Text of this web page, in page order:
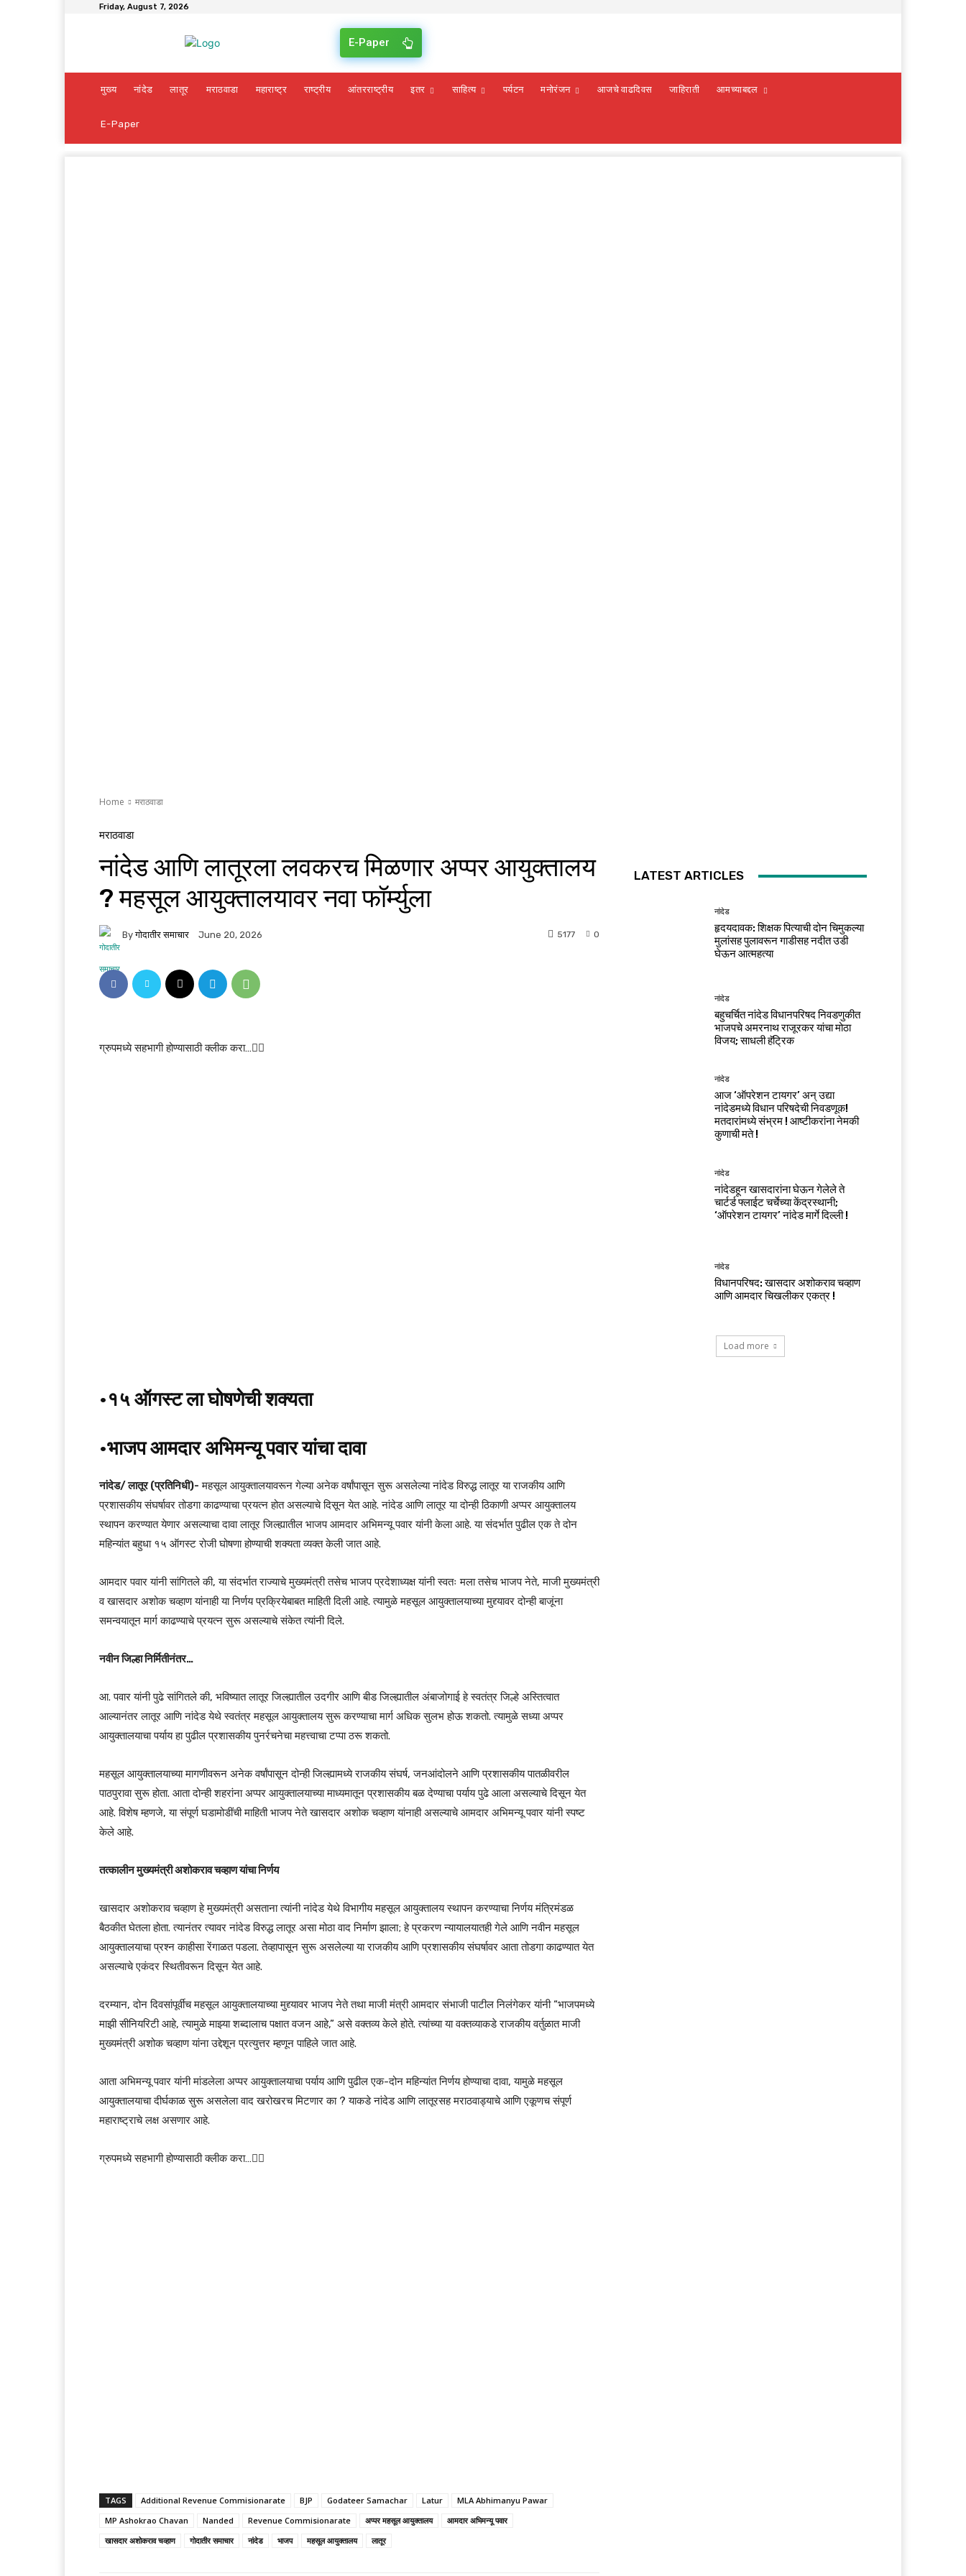
Friday, August 7, 2026
E-Paper
मुख्य नांदेड लातूर मराठवाडा महाराष्ट्र राष्ट्रीय आंतरराष्ट्रीय इतर साहित्य पर्यटन मनोरंजन आजचे वाढदिवस जाहिराती आमच्याबद्दल
E-Paper
Home मराठवाडा
मराठवाडा
नांदेड आणि लातूरला लवकरच मिळणार अप्पर आयुक्तालय
? महसूल आयुक्तालयावर नवा फॉर्म्युला
By गोदातीर समाचार June 20, 2026 0
5177
ग्रुपमध्ये सहभागी होण्यासाठी क्लीक करा…👆🏻
•१५ ऑगस्ट ला घोषणेची शक्यता
•भाजप आमदार अभिमन्यू पवार यांचा दावा
नांदेड/ लातूर (प्रतिनिधी)- महसूल आयुक्तालयावरून गेल्या अनेक वर्षांपासून सुरू असलेल्या नांदेड विरुद्ध लातूर या राजकीय आणि
प्रशासकीय संघर्षावर तोडगा काढण्याचा प्रयत्न होत असल्याचे दिसून येत आहे. नांदेड आणि लातूर या दोन्ही ठिकाणी अप्पर आयुक्तालय
स्थापन करण्यात येणार असल्याचा दावा लातूर जिल्ह्यातील भाजप आमदार अभिमन्यू पवार यांनी केला आहे. या संदर्भात पुढील एक ते दोन
महिन्यांत बहुधा १५ ऑगस्ट रोजी घोषणा होण्याची शक्यता व्यक्त केली जात आहे.
आमदार पवार यांनी सांगितले की, या संदर्भात राज्याचे मुख्यमंत्री तसेच भाजप प्रदेशाध्यक्ष यांनी स्वतः मला तसेच भाजप नेते, माजी मुख्यमंत्री
व खासदार अशोक चव्हाण यांनाही या निर्णय प्रक्रियेबाबत माहिती दिली आहे. त्यामुळे महसूल आयुक्तालयाच्या मुद्द्यावर दोन्ही बाजूंना
समन्वयातून मार्ग काढण्याचे प्रयत्न सुरू असल्याचे संकेत त्यांनी दिले.
नवीन जिल्हा निर्मितीनंतर…
आ. पवार यांनी पुढे सांगितले की, भविष्यात लातूर जिल्ह्यातील उदगीर आणि बीड जिल्ह्यातील अंबाजोगाई हे स्वतंत्र जिल्हे अस्तित्वात
आल्यानंतर लातूर आणि नांदेड येथे स्वतंत्र महसूल आयुक्तालय सुरू करण्याचा मार्ग अधिक सुलभ होऊ शकतो. त्यामुळे सध्या अप्पर
आयुक्तालयाचा पर्याय हा पुढील प्रशासकीय पुनर्रचनेचा महत्त्वाचा टप्पा ठरू शकतो.
महसूल आयुक्तालयाच्या मागणीवरून अनेक वर्षांपासून दोन्ही जिल्ह्यामध्ये राजकीय संघर्ष, जनआंदोलने आणि प्रशासकीय पातळीवरील
पाठपुरावा सुरू होता. आता दोन्ही शहरांना अप्पर आयुक्तालयाच्या माध्यमातून प्रशासकीय बळ देण्याचा पर्याय पुढे आला असल्याचे दिसून येत
आहे. विशेष म्हणजे, या संपूर्ण घडामोडींची माहिती भाजप नेते खासदार अशोक चव्हाण यांनाही असल्याचे आमदार अभिमन्यू पवार यांनी स्पष्ट
केले आहे.
तत्कालीन मुख्यमंत्री अशोकराव चव्हाण यांचा निर्णय
खासदार अशोकराव चव्हाण हे मुख्यमंत्री असताना त्यांनी नांदेड येथे विभागीय महसूल आयुक्तालय स्थापन करण्याचा निर्णय मंत्रिमंडळ
बैठकीत घेतला होता. त्यानंतर त्यावर नांदेड विरुद्ध लातूर असा मोठा वाद निर्माण झाला; हे प्रकरण न्यायालयातही गेले आणि नवीन महसूल
आयुक्तालयाचा प्रश्न काहीसा रेंगाळत पडला. तेव्हापासून सुरू असलेल्या या राजकीय आणि प्रशासकीय संघर्षावर आता तोडगा काढण्यात येत
असल्याचे एकंदर स्थितीवरून दिसून येत आहे.
दरम्यान, दोन दिवसांपूर्वीच महसूल आयुक्तालयाच्या मुद्द्यावर भाजप नेते तथा माजी मंत्री आमदार संभाजी पाटील निलंगेकर यांनी “भाजपमध्ये
माझी सीनियरिटी आहे, त्यामुळे माझ्या शब्दालाच पक्षात वजन आहे,” असे वक्तव्य केले होते. त्यांच्या या वक्तव्याकडे राजकीय वर्तुळात माजी
मुख्यमंत्री अशोक चव्हाण यांना उद्देशून प्रत्युत्तर म्हणून पाहिले जात आहे.
आता अभिमन्यू पवार यांनी मांडलेला अप्पर आयुक्तालयाचा पर्याय आणि पुढील एक-दोन महिन्यांत निर्णय होण्याचा दावा, यामुळे महसूल
आयुक्तालयाचा दीर्घकाळ सुरू असलेला वाद खरोखरच मिटणार का ? याकडे नांदेड आणि लातूरसह मराठवाड्याचे आणि एकूणच संपूर्ण
महाराष्ट्राचे लक्ष असणार आहे.
ग्रुपमध्ये सहभागी होण्यासाठी क्लीक करा…👆🏻
TAGS Additional Revenue Commisionarate BJP Godateer Samachar Latur
MLA Abhimanyu Pawar
MP Ashokrao Chavan
Nanded Revenue Commisionarate अप्पर महसूल आयुक्तालय
आमदार अभिमन्यू पवार
खासदार अशोकराव चव्हाण
गोदातीर समाचार नांदेड भाजप महसूल आयुक्तालय लातूर
LATEST ARTICLES
नांदेड
हृदयदावक: शिक्षक पित्याची दोन चिमुकल्या
मुलांसह पुलावरून गाडीसह नदीत उडी
घेऊन आत्महत्या
नांदेड
बहुचर्चित नांदेड विधानपरिषद निवडणुकीत
भाजपचे अमरनाथ राजूरकर यांचा मोठा
विजय; साधली हॅट्रिक
नांदेड
आज ‘ऑपरेशन टायगर’ अन् उद्या
नांदेडमध्ये विधान परिषदेची निवडणूक!
मतदारांमध्ये संभ्रम ! आष्टीकरांना नेमकी
कुणाची मते !
नांदेड
नांदेडहून खासदारांना घेऊन गेलेले ते
चार्टर्ड फ्लाईट चर्चेच्या केंद्रस्थानी;
‘ऑपरेशन टायगर’ नांदेड मार्गे दिल्ली !
नांदेड
विधानपरिषद: खासदार अशोकराव चव्हाण
आणि आमदार चिखलीकर एकत्र !
Load more